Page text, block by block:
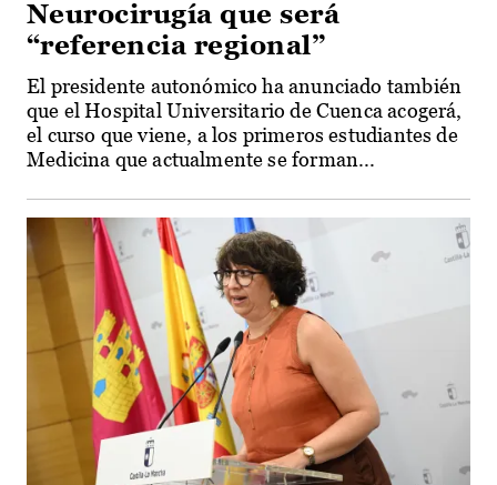
Neurocirugía que será
“referencia regional”
El presidente autonómico ha anunciado también
que el Hospital Universitario de Cuenca acogerá,
el curso que viene, a los primeros estudiantes de
Medicina que actualmente se forman...